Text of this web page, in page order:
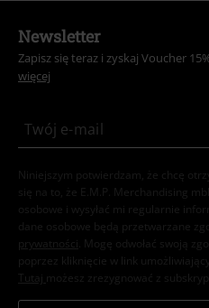
Newsletter
Zapisz się teraz i zyskaj Voucher
więcej
Niniejszym potwierdzam, że chcę
się na to, że E.M.P. Merchandising
osobowe i wysyłać mi regularnie
dane osobowe będą przetwarzane
prywatności . Mogę odwołać swoją
poprzez kliknięcie w link
Tutaj możesz zrezygnować z